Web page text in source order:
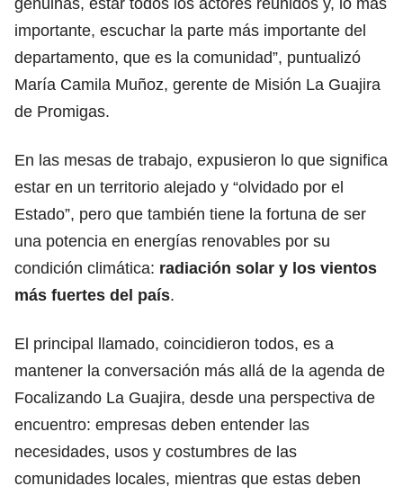
importante, escuchar la parte más importante del
departamento, que es la comunidad”, puntualizó
María Camila Muñoz, gerente de Misión La Guajira
de Promigas.
En las mesas de trabajo, expusieron lo que significa
estar en un territorio alejado y “olvidado por el
Estado”, pero que también tiene la fortuna de ser
una potencia en energías renovables por su
condición climática: radiación solar y los vientos
más fuertes del país.
El principal llamado, coincidieron todos, es a
mantener la conversación más allá de la agenda de
Focalizando La Guajira, desde una perspectiva de
encuentro: empresas deben entender las
necesidades, usos y costumbres de las
comunidades locales, mientras que estas deben